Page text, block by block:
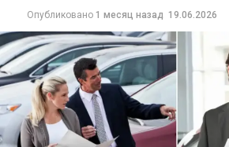
Опубликовано 1 месяц назад 19.06.2026